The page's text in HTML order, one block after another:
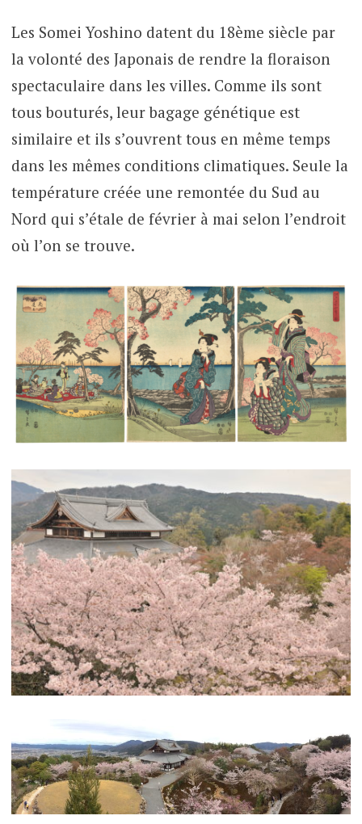
Les Somei Yoshino datent du 18ème siècle par
la volonté des Japonais de rendre la floraison
spectaculaire dans les villes. Comme ils sont
tous bouturés, leur bagage génétique est
similaire et ils s’ouvrent tous en même temps
dans les mêmes conditions climatiques. Seule la
température créée une remontée du Sud au
Nord qui s’étale de février à mai selon l’endroit
où l’on se trouve.